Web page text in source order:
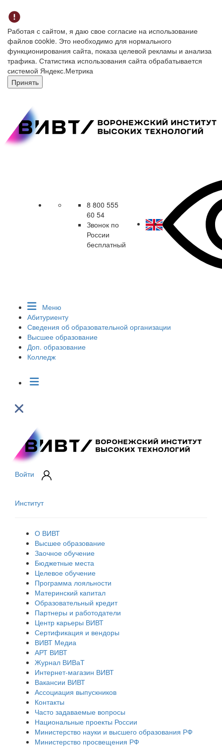
Работая с сайтом, я даю свое согласие на использование
файлов cookie. Это необходимо для нормального
функционирования сайта, показа целевой рекламы и анализа
трафика. Статистика использования сайта обрабатывается
системой Яндекс.Метрика
Принять
8 800 555
60 54
Звонок по
России
бесплатный
Меню
Абитуриенту
Сведения об образовательной организации
Высшее образование
Доп. образование
Колледж
Войти
Институт
О ВИВТ
Высшее образование
Заочное обучение
Бюджетные места
Целевое обучение
Программа лояльности
Материнский капитал
Образовательный кредит
Партнеры и работодатели
Центр карьеры ВИВТ
Сертификация и вендоры
ВИВТ Медиа
АРТ ВИВТ
Журнал ВИВаТ
Интернет-магазин ВИВТ
Вакансии ВИВТ
Ассоциация выпускников
Контакты
Часто задаваемые вопросы
Национальные проекты России
Министерство науки и высшего образования РФ
Министерство просвещения РФ